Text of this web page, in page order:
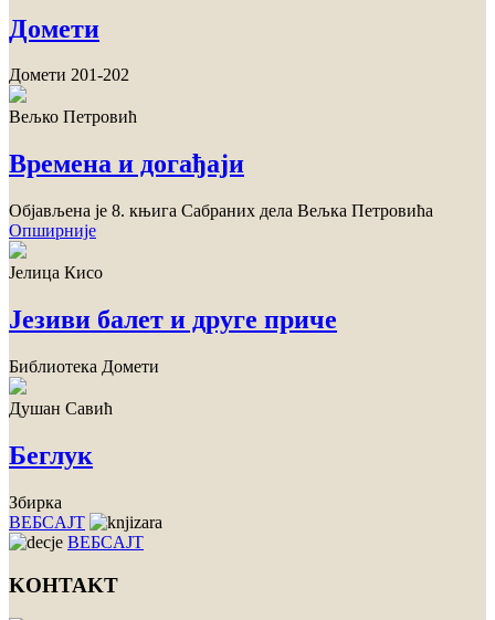
Домети
Домети 201-202
Вељко Петровић
Времена и догађаји
Објављена је 8. књига Сабраних дела Вељка Петровића
Опширније
Јелица Кисо
Језиви балет и друге приче
Библиотека Домети
Душан Савић
Беглук
Збирка
ВЕБСAJТ
ВЕБСAJТ
KOНTAKT